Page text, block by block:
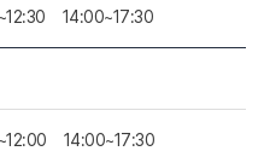
14:00~17:30
14:00~17:30